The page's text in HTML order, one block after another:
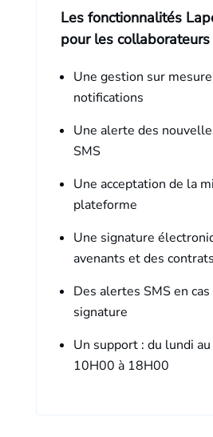
Les fonctionnalités
pour les collaborateurs
Une gestion sur
notifications
Une alerte des
SMS
Une acceptation de la
plateforme
Une signature
avenants et des contrats
Des alertes SMS en cas
signature
Un support : du lundi
10H00 à 18H00